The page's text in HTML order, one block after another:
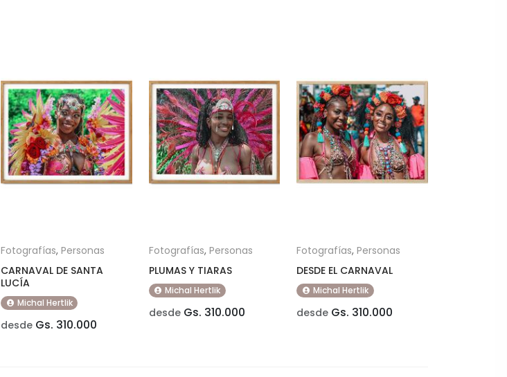
Fotografías, Personas
CARNAVAL DE SANTA
LUCÍA
Michal Hertlik
desdeGs. 310.000
Fotografías, Personas
PLUMAS Y TIARAS
Michal Hertlik
desdeGs. 310.000
Fotografías,Personas
DESDE EL CARNAVAL
Michal Hertlik
desde Gs. 310.000